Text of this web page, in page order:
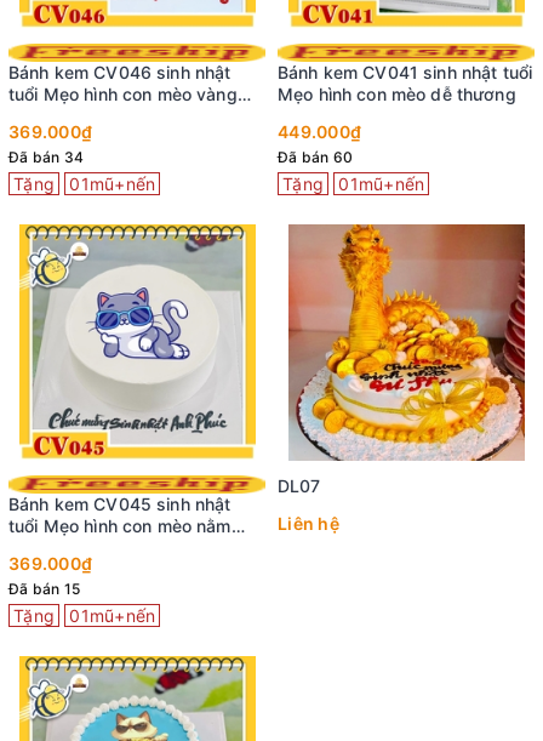
Bánh kem CV046 sinh nhật
tuổi Mẹo hình con mèo vàng
369.000₫
Đã bán 34
Tặng 01mũ+nến
Bánh kem CV045 sinh nhật
tuổi Mẹo hình con mèo nằm
369.000₫
Đã bán 15
Tặng 01mũ+nến
Bánh kem CV041 sinh nhật tuổi
Mẹo hình con mèo dễ thương
449.000₫
Đã bán 60
Tặng 01mũ+nến
DL07
Liên hệ